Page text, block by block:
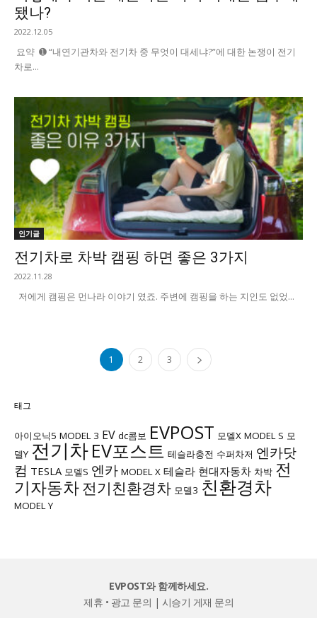
됐나?
2022.12.05
요약 ➊ “내연기관차와 전기차 중 무엇이 대세냐?”에 대한 논쟁이 전기
차로...
인기글
전기차로 차박 캠핑 하면 좋은 3가지
2022.11.28
저에게 캠핑은 먼나라 이야기 였죠. 주변에 캠핑을 하는 지인도 없었...
1 2 3
태그
아이오닉5 MODEL 3 EV dc콤보 EVPOST 모델X MODEL S 모
델Y 전기차EV포스트 테슬라충전 수퍼차저 엔카닷
컴 TESLA 모델S 엔카 MODEL X 테슬라 현대자동차 차박 전
기자동차전기친환경차 모델3 친환경차
MODEL Y
EVPOST와 함께하세요.
제휴 • 광고 문의 | 시승기 게재 문의